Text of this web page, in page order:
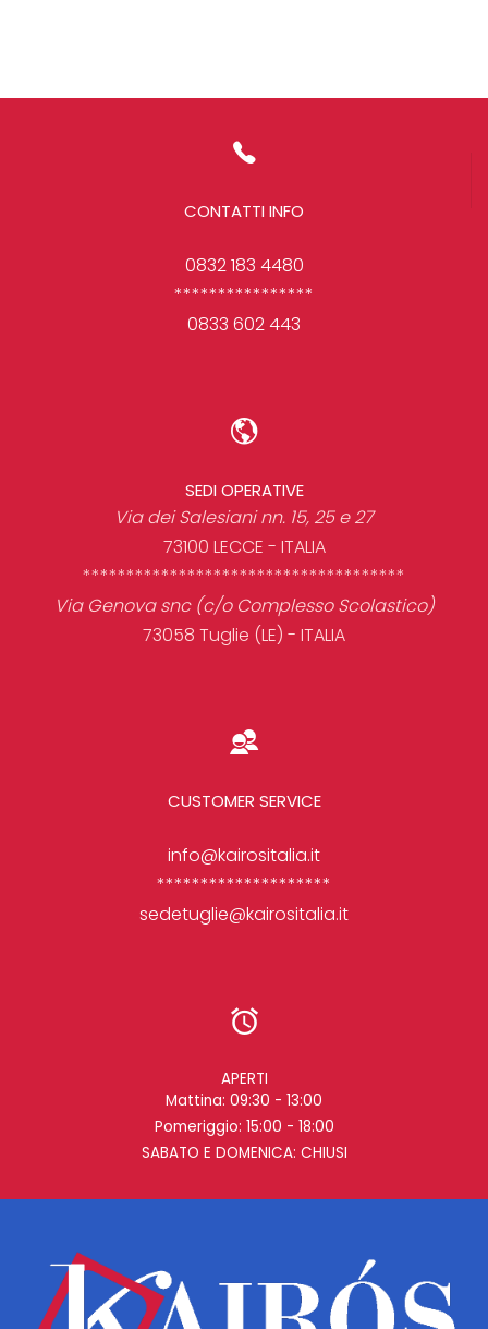
CONTATTI INFO
0832 183 4480
****************
0833 602 443
SEDI OPERATIVE
Via dei Salesiani nn. 15, 25 e 27
73100 LECCE - ITALIA
*************************************
Via Genova snc (c/o Complesso Scolastico)
73058 Tuglie (LE) - ITALIA
CUSTOMER SERVICE
info@kairositalia.it
********************
sedetuglie@kairositalia.it
APERTI
Mattina: 09:30 - 13:00
Pomeriggio: 15:00 - 18:00
SABATO E DOMENICA: CHIUSI